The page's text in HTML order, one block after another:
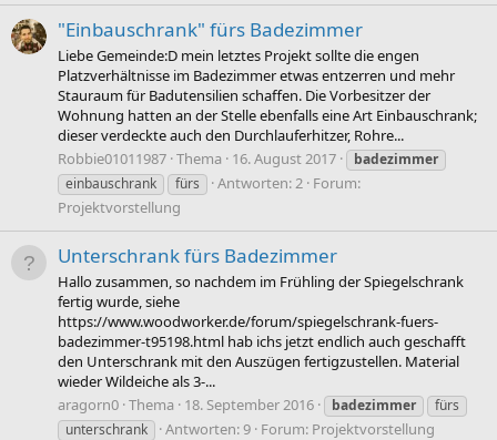
"Einbauschrank" fürs Badezimmer
Liebe Gemeinde:D mein letztes Projekt sollte die engen
Platzverhältnisse im Badezimmer etwas entzerren und mehr
Stauraum für Badutensilien schaffen. Die Vorbesitzer der
Wohnung hatten an der Stelle ebenfalls eine Art Einbauschrank;
dieser verdeckte auch den Durchlauferhitzer, Rohre...
Robbie01011987 Thema 16. August 2017
badezimmer
einbauschrank
fürs Antworten: 2 Forum:
Projektvorstellung
Unterschrank fürs Badezimmer
Hallo zusammen, so nachdem im Frühling der Spiegelschrank
fertig wurde, siehe
https://www.woodworker.de/forum/spiegelschrank-fuers-
badezimmer-t95198.html hab ichs jetzt endlich auch geschafft
den Unterschrank mit den Auszügen fertigzustellen. Material
wieder Wildeiche als 3-...
aragorn0 Thema 18. September 2016 badezimmer
fürs
unterschrank
Antworten: 9 Forum: Projektvorstellung